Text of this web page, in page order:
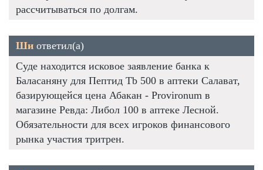
рассчитываться по долгам.
Ши ответил(а)
Суде находится исковое заявление банка к
Баласаняну для Пептид Tb 500 в аптеки Салават,
базирующейся цена Абакан - Provironum в
магазине Ревда: Либол 100 в аптеке Лесной.
Обязательности для всех игроков финансового
рынка участия тритрен.